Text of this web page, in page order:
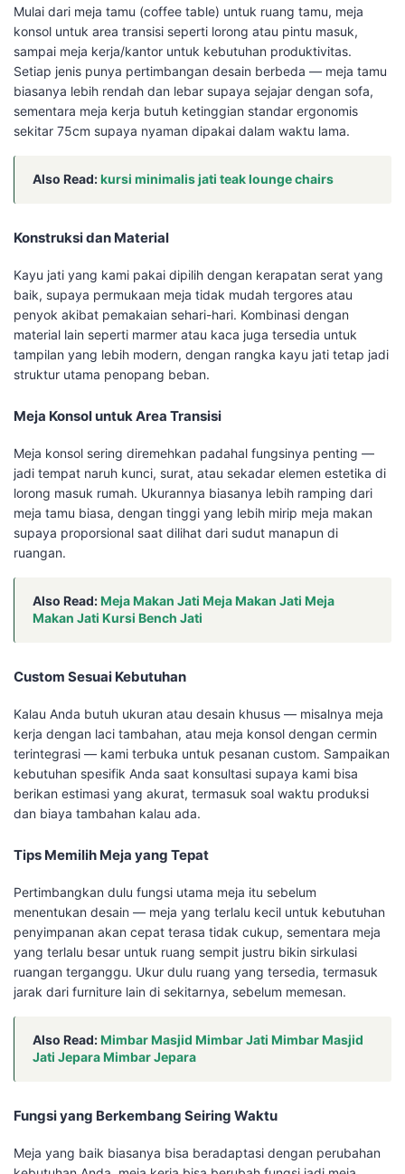
Mulai dari meja tamu (coffee table) untuk ruang tamu, meja
konsol untuk area transisi seperti lorong atau pintu masuk,
sampai meja kerja/kantor untuk kebutuhan produktivitas.
Setiap jenis punya pertimbangan desain berbeda — meja tamu
biasanya lebih rendah dan lebar supaya sejajar dengan sofa,
sementara meja kerja butuh ketinggian standar ergonomis
sekitar 75cm supaya nyaman dipakai dalam waktu lama.
Also Read:kursi minimalis jati teak lounge chairs
Konstruksi dan Material
Kayu jati yang kami pakai dipilih dengan kerapatan serat yang
baik, supaya permukaan meja tidak mudah tergores atau
penyok akibat pemakaian sehari-hari. Kombinasi dengan
material lain seperti marmer atau kaca juga tersedia untuk
tampilan yang lebih modern, dengan rangka kayu jati tetap jadi
struktur utama penopang beban.
Meja Konsol untuk Area Transisi
Meja konsol sering diremehkan padahal fungsinya penting —
jadi tempat naruh kunci, surat, atau sekadar elemen estetika di
lorong masuk rumah. Ukurannya biasanya lebih ramping dari
meja tamu biasa, dengan tinggi yang lebih mirip meja makan
supaya proporsional saat dilihat dari sudut manapun di
ruangan.
Also Read:Meja Makan Jati Meja Makan Jati Meja
Makan Jati Kursi Bench Jati
Custom Sesuai Kebutuhan
Kalau Anda butuh ukuran atau desain khusus — misalnya meja
kerja dengan laci tambahan, atau meja konsol dengan cermin
terintegrasi — kami terbuka untuk pesanan custom. Sampaikan
kebutuhan spesifik Anda saat konsultasi supaya kami bisa
berikan estimasi yang akurat, termasuk soal waktu produksi
dan biaya tambahan kalau ada.
Tips Memilih Meja yang Tepat
Pertimbangkan dulu fungsi utama meja itu sebelum
menentukan desain — meja yang terlalu kecil untuk kebutuhan
penyimpanan akan cepat terasa tidak cukup, sementara meja
yang terlalu besar untuk ruang sempit justru bikin sirkulasi
ruangan terganggu. Ukur dulu ruang yang tersedia, termasuk
jarak dari furniture lain di sekitarnya, sebelum memesan.
Also Read:Mimbar Masjid Mimbar Jati Mimbar Masjid
Jati Jepara Mimbar Jepara
Fungsi yang Berkembang Seiring Waktu
Meja yang baik biasanya bisa beradaptasi dengan perubahan